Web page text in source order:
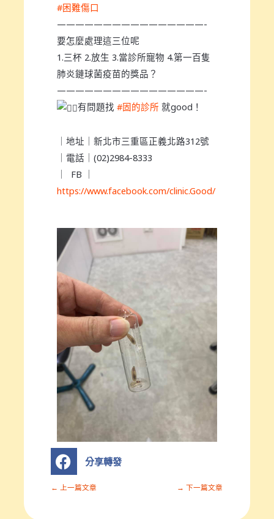
#困難傷口
————————————————-
要怎麼處理這三位呢
1.三杯 2.放生 3.當診所寵物 4.第一百隻
肺炎鏈球菌疫苗的獎品？
————————————————-
有問題找 #固的診所 就good！
｜地址｜新北市三重區正義北路312號
｜電話｜(02)2984-8333
｜ FB ｜
https://www.facebook.com/clinic.Good/
S
h
a
r
分享轉發
← 上一篇文章 → 下一篇文章